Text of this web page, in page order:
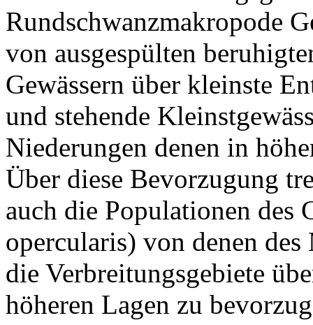
Rundschwanzmakropode
von ausgespülten
Gewässern über kleinste
und stehende
Niederungen denen in
Über diese Bevorzugung
auch die Populationen des
opercularis) von denen
die Verbreitungsgebiete
höheren Lagen zu